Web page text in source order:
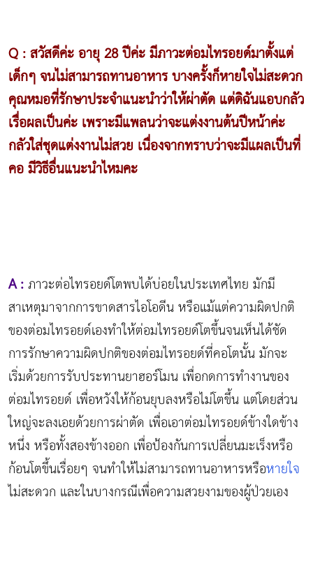
Q : สวัสดีค่ะ อายุ 28 ปีค่ะ มีภาวะต่อมไทรอยด์มาตั้งแต่
เด็กๆ จนไม่สามารถทานอาหาร บางครั้งก็หายใจไม่สะดวก
คุณหมอที่รักษาประจำแนะนำว่าให้ผ่าตัด แต่ดิฉันแอบกลัว
เรื่อผลเป็นค่ะ เพราะมีแพลนว่าจะแต่งงานต้นปีหน้าค่ะ
กลัวใส่ชุดแต่งงานไม่สวย เนื่องจากทราบว่าจะมีแผลเป็นที่
คอ มีวิธีอื่นแนะนำไหมคะ
A :ภาวะต่อไทรอยด์โตพบได้บ่อยในประเทศไทย มักมี
สาเหตุมาจากการขาดสารไอโอดีน หรือแม้แต่ความผิดปกติ
ของต่อมไทรอยด์เองทำให้ต่อมไทรอยด์โตขึ้นจนเห็นได้ชัด
การรักษาความผิดปกติของต่อมไทรอยด์ที่คอโตนั้น มักจะ
เริ่มด้วยการรับประทานยาฮอร์โมน เพื่อกดการทำงานของ
ต่อมไทรอยด์ เพื่อหวังให้ก้อนยุบลงหรือไม่โตขึ้น แต่โดยส่วน
ใหญ่จะลงเอยด้วยการผ่าตัด เพื่อเอาต่อมไทรอยด์ข้างใดข้าง
หนึ่ง หรือทั้งสองข้างออก เพื่อป้องกันการเปลี่ยนมะเร็งหรือ
ก้อนโตขึ้นเรื่อยๆ จนทำให้ไม่สามารถทานอาหารหรือหายใจ
ไม่สะดวก และในบางกรณีเพื่อความสวยงามของผู้ป่วยเอง